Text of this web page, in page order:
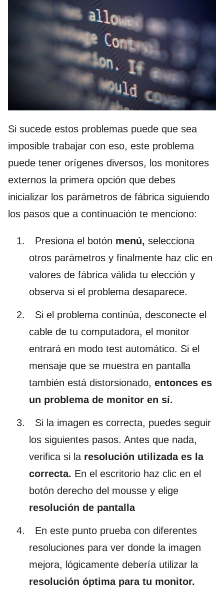
Si sucede estos problemas puede que sea
imposible trabajar con eso, este problema
puede tener orígenes diversos, los monitores
externos la primera opción que debes
inicializar los parámetros de fábrica siguiendo
los pasos que a continuación te menciono:
Presiona el botón menú, selecciona
otros parámetros y finalmente haz clic en
valores de fábrica válida tu elección y
observa si el problema desaparece.
Si el problema continúa, desconecte el
cable de tu computadora, el monitor
entrará en modo test automático. Si el
mensaje que se muestra en pantalla
también está distorsionado, entonces es
un problema de monitor en sí.
Si la imagen es correcta, puedes seguir
los siguientes pasos. Antes que nada,
verifica si la resolución utilizada es la
correcta. En el escritorio haz clic en el
botón derecho del mousse y elige
resolución de pantalla
En este punto prueba con diferentes
resoluciones para ver donde la imagen
mejora, lógicamente debería utilizar la
resolución óptima para tu monitor.